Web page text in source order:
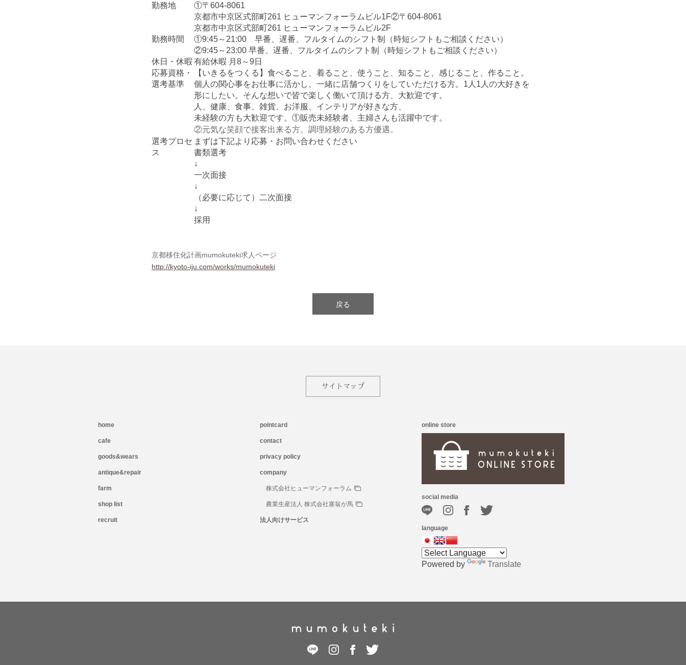
勤務地
①〒604-8061
京都市中京区式部町261 ヒューマンフォーラムビル1F②〒604-8061
京都市中京区式部町261 ヒューマンフォーラムビル2F
勤務時間
①9:45～21:00 早番、遅番、フルタイムのシフト制（時短シフトもご相談ください）
②9:45～23:00 早番、遅番、フルタイムのシフト制（時短シフトもご相談ください）
休日・休暇 有給休暇 月8～9日
応募資格・
選考基準
【いきるをつくる】食べること、着ること、使うこと、知ること、感じること、作ること。
個人の関心事をお仕事に活かし、一緒に店舗つくりをしていただける方。1人1人の大好きを
形にしたい。そんな想いで皆で楽しく働いて頂ける方、大歓迎です。
人、健康、食事、雑貨、お洋服、インテリアが好きな方、
未経験の方も大歓迎です。 ①販売未経験者、主婦さんも活躍中です。
②元気な笑顔で接客出来る方。調理経験のある方優遇。
選考プロセ
ス
まずは下記より応募・お問い合わせください
書類選考
↓
一次面接
↓
（必要に応じて）二次面接
↓
採用
京都移住化計画mumokuteki求人ページ
http://kyoto-iju.com/works/mumokuteki
戻る
サイトマップ
home
cafe
goods&wears
antique&repair
farm
shop list
recruit
pointcard
contact
privacy policy
company
株式会社ヒューマンフォーラム
農業生産法人 株式会社塞翁が馬
法人向けサービス
online store
social media
language
Powered by Translate